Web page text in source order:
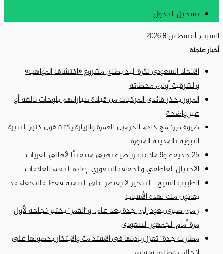
تسجيل الدخول
السبت, أغسطس 8 2026
أخبار عاجلة
الاتحاد السعودي لكرة اليد يطلق مشروع «اكتشاف المواهب»
والشرقية أولى محطاته
المرور يحذر قائدي المركبات من قيادة سياراتهم بلوحات تالفة أو
غير واضحة
ضيوف برنامج خادم الحرمين للعمرة والزيارة يكتشفون كنوز السيرة
النبوية بالمدينة المنورة
25 حديقة و9 ملاعب رياضية تهيئ متنفسًا لأهالي القريات
الاحتيال العاطفي والجفاف الشعوري: إعادة الدفء للعلاقات
الطبيب الشيخ : الشخير لا يقتصر على السمنة فقط فالنحفاء قد
يعانون منه لهذه الأسباب
رامي صبري يعود إلى جدة بعد عام.. و”القمر” يختبر نجاحه لأول
مرة أمام الجمهور السعودي
مطارات جدة” تعزز ريادتها في الاستدامة والابتكار بحصولها على